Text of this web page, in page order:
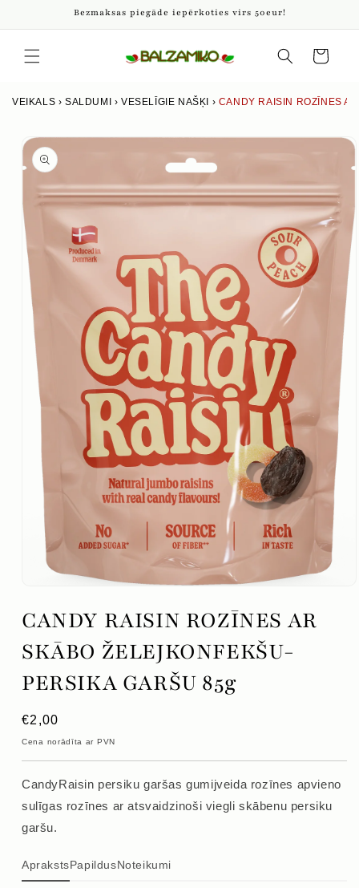
saturu
Bezmaksas piegāde iepērkoties virs 50eur!
grozs
VEIKALS ›SALDUMI ›VESELĪGIE NAŠĶI › CANDY RAISIN ROZĪNES
Izlaist uz
produkta
informāciju
1
modālajā
CANDY RAISIN ROZĪNES AR
SKĀBO ŽELEJKONFEKŠU-
PERSIKA GARŠU 85g
Parastā
cena
€2,00
Cena norādīta ar PVN
CandyRaisin persiku garšas gumijveida rozīnes apvieno
sulīgas rozīnes ar atsvaidzinoši viegli skābenu persiku
garšu.
AprakstsPapildusNoteikumi